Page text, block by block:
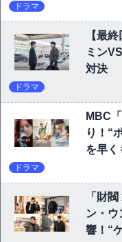
ドラマ
【最
ミン
対決
ドラマ
MBC
り！“
を早く
ドラマ
「財
ン・ウ
響！“